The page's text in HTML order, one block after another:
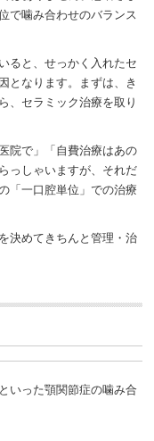
で噛み合わせのバランス
ると、せっかく入れたセ
となります。まずは、き
、セラミック治療を取り
院で」「自費治療はあの
っしゃいますが、それだ
「一口腔単位」での治療
決めてきちんと管理・治
いった顎関節症の噛み合